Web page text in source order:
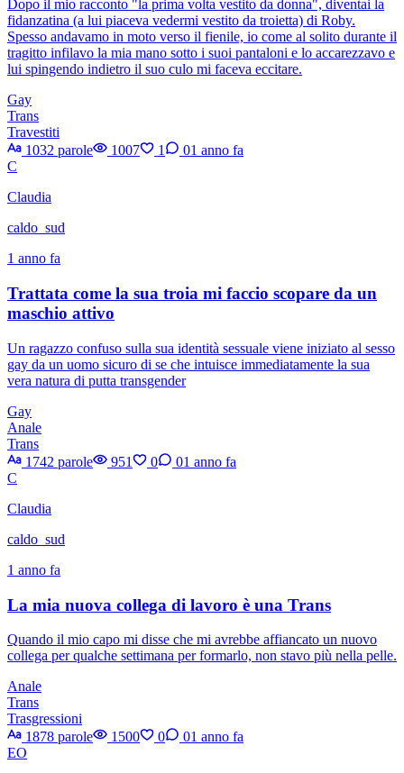
Dopo il mio racconto "la prima volta vestito da donna", diventai la
fidanzatina (a lui piaceva vedermi vestito da troietta) di Roby.
Spesso andavamo in moto verso il fienile, io come al solito durante il
tragitto infilavo la mia mano sotto i suoi pantaloni e lo accarezzavo e
lui spingendo indietro il suo culo mi faceva eccitare.
Gay
Trans
Travestiti
1032 parole
1007 1 01 anno fa
C
Claudia
caldo_sud
1 anno fa
Trattata come la sua troia mi faccio scopare da un
maschio attivo
Un ragazzo confuso sulla sua identità sessuale viene iniziato al sesso
gay da un uomo sicuro di se che intuisce immediatamente la sua
vera natura di putta transgender
Gay
Anale
Trans
1742 parole
951 0 01 anno fa
C
Claudia
caldo_sud
1 anno fa
La mia nuova collega di lavoro è una Trans
Quando il mio capo mi disse che mi avrebbe affiancato un nuovo
collega per qualche settimana per formarlo, non stavo più nella pelle.
Anale
Trans
Trasgressioni
1878 parole
1500 0 01 anno fa
EO